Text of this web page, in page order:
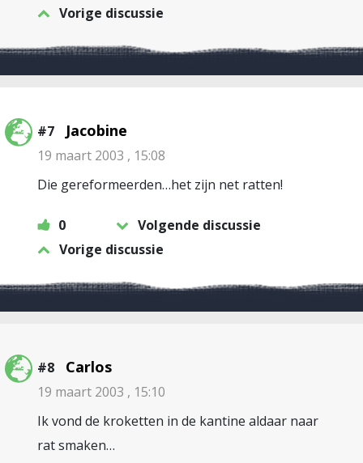
Vorige discussie
#7 Jacobine
19 maart 2003 , 15:08
Die gereformeerden…het zijn net ratten!
0
Volgende discussie
Vorige discussie
#8 Carlos
19 maart 2003 , 15:10
Ik vond de kroketten in de kantine aldaar naar
rat smaken…